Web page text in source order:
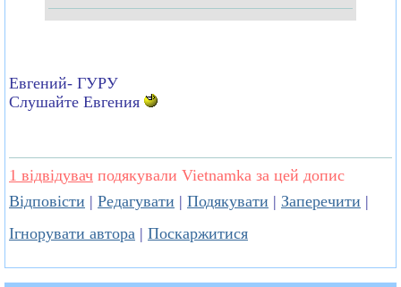
Евгений- ГУРУ
Слушайте Евгения
1 відвідувач подякували Vietnamka за цей допис
Відповісти | Редагувати | Подякувати | Заперечити |
Ігнорувати автора | Поскаржитися